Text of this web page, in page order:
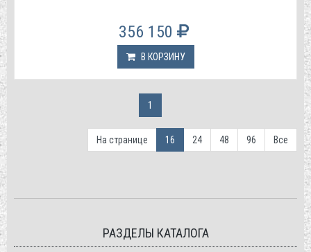
356 150
В КОРЗИНУ
1
На странице 16 24 48 96 Все
РАЗДЕЛЫ КАТАЛОГА